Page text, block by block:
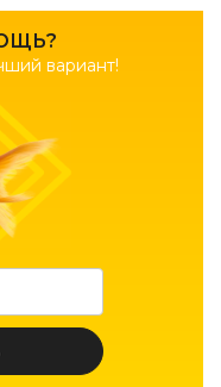
вариант!